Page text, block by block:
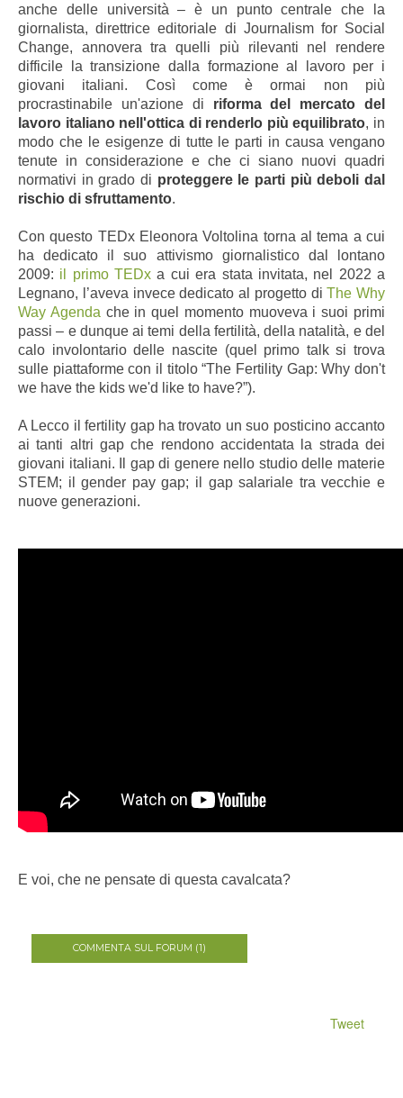
anche delle università – è un punto centrale che la
giornalista, direttrice editoriale di Journalism for Social
Change, annovera tra quelli più rilevanti nel rendere
difficile la transizione dalla formazione al lavoro per i
giovani italiani. Così come è ormai non più
procrastinabile un'azione di riforma del mercato del
lavoro italiano nell'ottica di renderlo più equilibrato, in
modo che le esigenze di tutte le parti in causa vengano
tenute in considerazione e che ci siano nuovi quadri
normativi in grado di proteggere le parti più deboli dal
rischio di sfruttamento.
Con questo TEDx Eleonora Voltolina torna al tema a cui
ha dedicato il suo attivismo giornalistico dal lontano
2009: il primo TEDx a cui era stata invitata, nel 2022 a
Legnano, l’aveva invece dedicato al progetto diThe Why
Way Agenda che in quel momento muoveva i suoi primi
passi – e dunque ai temi della fertilità, della natalità, e del
calo involontario delle nascite (quel primo talk si trova
sulle piattaforme con il titolo“The Fertility Gap: Why don't
we have the kids we'd like to have?”).
A Lecco il fertility gap ha trovato un suo posticino accanto
ai tanti altri gap che rendono accidentata la strada dei
giovani italiani. Il gap di genere nello studio delle materie
STEM; il gender pay gap; il gap salariale tra vecchie e
nuove generazioni.
E voi, che ne pensate di questa cavalcata?
COMMENTA SUL FORUM (1)
Tweet